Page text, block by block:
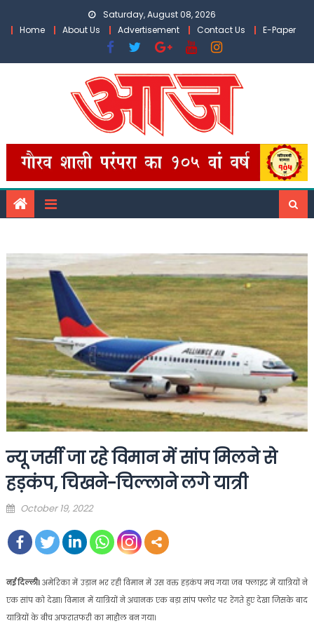
Saturday, August 08, 2026
Home
About Us Advertisement Contact Us E-Paper
न्यू जर्सी जा रहे विमान में सांप मिलने से
हड़कंप, चिखने-चिल्लाने लगे यात्री
Posted
October 19, 2022
नई दिल्ली।अमेरिका में उड़ान भर रही विमान में उस वक्त हड़कंप मच गया जब फ्लाइट में यात्रियों ने
एक सांप को देखा। विमान में यात्रियों ने अचानक एक बड़ा सांप फ्लोर पर रेंगते हुए देखा जिसके बाद
यात्रियों के बीच अफरातफरी का माहौल बन गया।